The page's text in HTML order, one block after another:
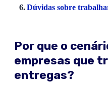
Dúvidas sobre
Por que o
empresas que
entregas?